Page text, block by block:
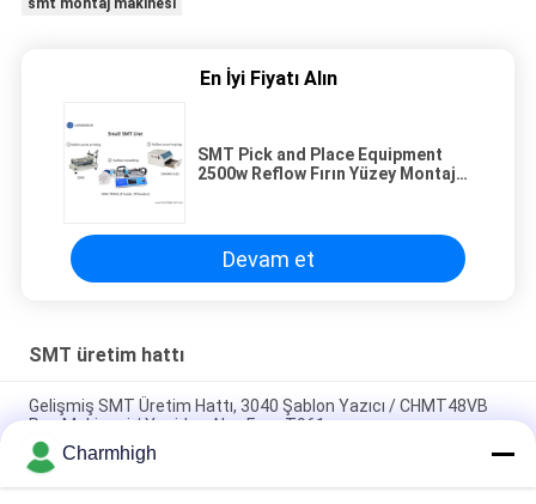
smt montaj makinesi
En İyi Fiyatı Alın
SMT Pick and Place Equipment
2500w Reflow Fırın Yüzey Montaj
Devam et
SMT üretim hattı
Gelişmiş SMT Üretim Hattı, 3040 Şablon Yazıcı / CHMT48VB
Pnp Makinesi / Yeniden Akış Fırını T961
Toplam Uzunluğu 3.5m Yüksek hassasiyetli küçük SMT üretim
hattı 0201, BGA, 144 pin IC
Charmhigh